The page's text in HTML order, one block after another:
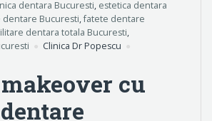
dentara Bucuresti, estetica dentara
dentare Bucuresti,fatete dentare
dentara totala Bucuresti,
Clinica Dr Popescu
cu